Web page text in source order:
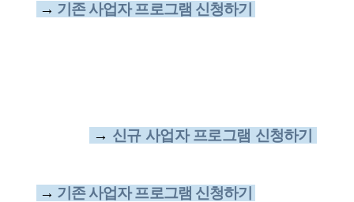
→ ​기존 사업자 프로그램 신청하기
→ ​ 신규 사업자 프로그램 신청하기
→​ 기존 사업자 프로그램 신청하기